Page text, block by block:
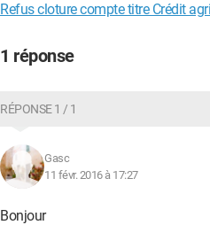
Refus cloture compte titre Crédit
1 réponse
RÉPONSE 1 / 1
Gasc
11 févr. 2016 à 17:27
Bonjour